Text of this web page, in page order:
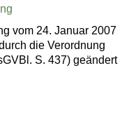
vom 24. Januar 2007
die Verordnung
S. 437) geändert